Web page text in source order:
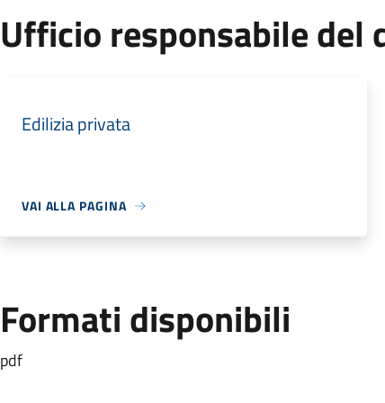
Ufficio responsabile del
Edilizia privata
VAI ALLA PAGINA
Formati disponibili
pdf